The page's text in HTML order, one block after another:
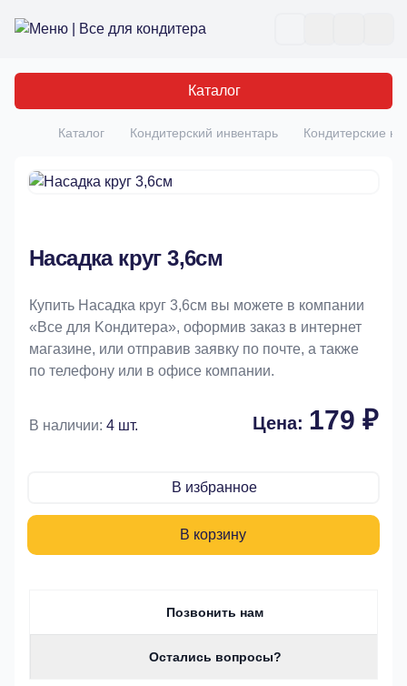
Все для кондитера
Каталог
Главная
Каталог Кондитерский инвентарь Кондитерские
Насадка круг 3,6см
Купить Насадка круг 3,6см вы можете в компании
«Bce для Koндитeрa», оформив заказ в интернет
магазине, или отправив заявку по почте, а также
по телефону или в офисе компании.
В наличии: 4 шт. Цена: 179 ₽
В избранное
В корзину
Позвонить нам
Остались вопросы?